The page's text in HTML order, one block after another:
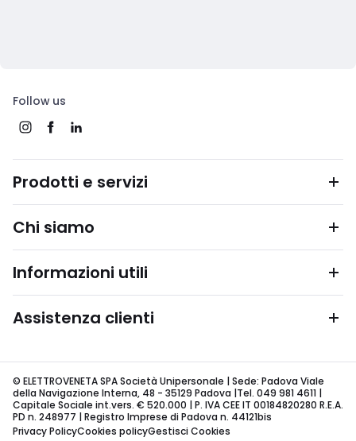
Follow us
Prodotti e servizi
Chi siamo
Informazioni utili
Assistenza clienti
© ELETTROVENETA SPA Società Unipersonale | Sede: Padova Viale
della Navigazione Interna, 48 - 35129 Padova |Tel. 049 981 4611 |
Capitale Sociale int.vers. € 520.000 | P. IVA CEE IT 00184820280 R.E.A.
PD n. 248977 | Registro Imprese di Padova n. 44121bis
Privacy PolicyCookies policyGestisci Cookies